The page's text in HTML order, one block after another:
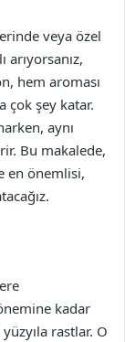
veya özel
hem aroması
çok şey katar.
aynı
Bu makalede,
en önemlisi,
kadar
rastlar. O